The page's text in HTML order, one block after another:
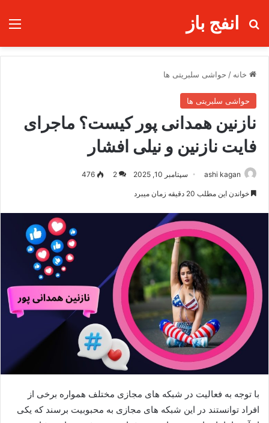
انفج باز
جستجو برای
خانه / حواشی سلبریتی ها
حواشی سلبریتی ها
نازنین همدانی پور کیست؟ ماجرای
فایت نازنین و نیلی افشار
ashi kagan سپتامبر 10, 2025 2
476
خواندن این مطلب 20 دقیقه زمان میبرد
با توجه به فعالیت در شبکه های مجازی مختلف همواره برخی از
افراد توانستند در این شبکه های مجازی به محبوبیت برسند که یکی